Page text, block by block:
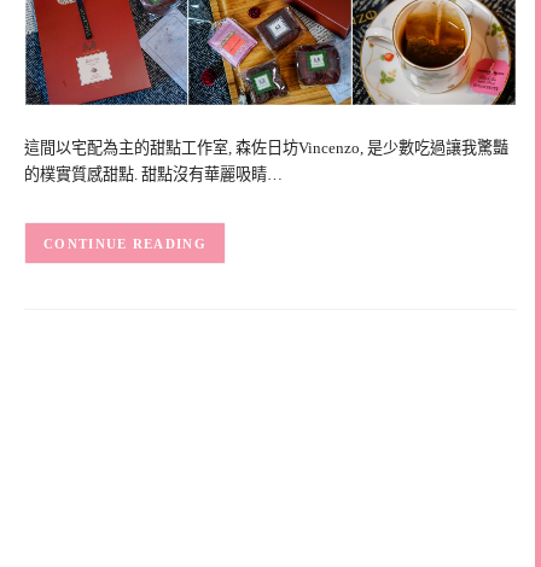
這間以宅配為主的甜點工作室, 森佐日坊Vincenzo, 是少數吃過讓我驚豔
的樸實質感甜點. 甜點沒有華麗吸睛…
CONTINUE READING